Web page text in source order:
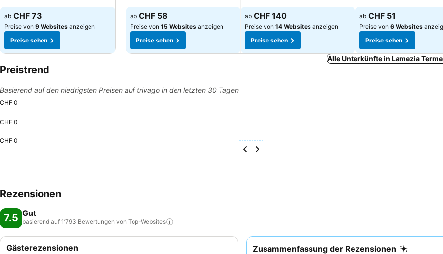
Preise sehen
ab CHF 73
Preise von 9 Websites anzeigen
Preise sehen
Preise sehen
ab CHF 58
Preise von 15 Websites anzeigen
Preise sehen
Preise sehen
ab CHF 140
Preise von 14 Websites anzeigen
Preise sehen
Preise sehen
ab CHF 51
Preise von 6 Websites
Preise sehen
Alle Unterkünfte in Lamezia
Preistrend
Basierend auf den niedrigsten Preisen auf trivago in den letzten 30 Tagen
CHF 0
CHF 0
CHF 0
Rezensionen
7.5 Gut
basierend auf 1’793 Bewertungen von Top-Websites
Zusammenfassung der Rezensionen
Gästerezensionen